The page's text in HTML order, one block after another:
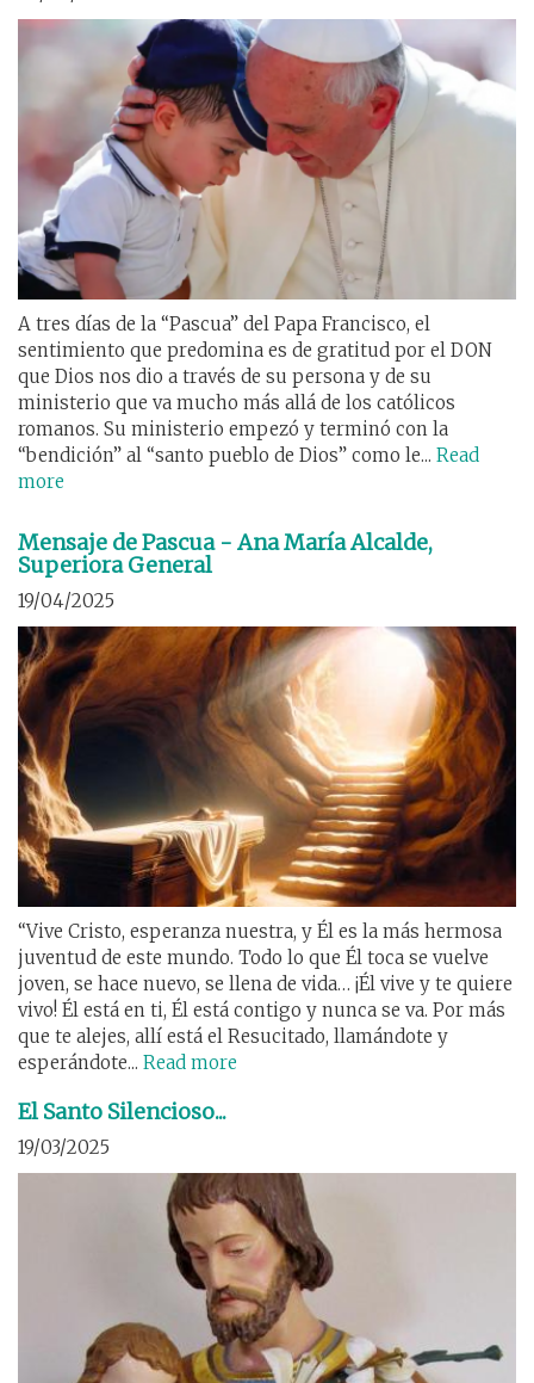
A tres días de la “Pascua” del Papa Francisco, el
sentimiento que predomina es de gratitud por el DON
que Dios nos dio a través de su persona y de su
ministerio que va mucho más allá de los católicos
romanos. Su ministerio empezó y terminó con la
“bendición” al “santo pueblo de Dios” como le... Read
more
Mensaje de Pascua - Ana María Alcalde,
Superiora General
19/04/2025
“Vive Cristo, esperanza nuestra, y Él es la más hermosa
juventud de este mundo. Todo lo que Él toca se vuelve
joven, se hace nuevo, se llena de vida… ¡Él vive y te quiere
vivo! Él está en ti, Él está contigo y nunca se va. Por más
que te alejes, allí está el Resucitado, llamándote y
esperándote... Read more
El Santo Silencioso...
19/03/2025